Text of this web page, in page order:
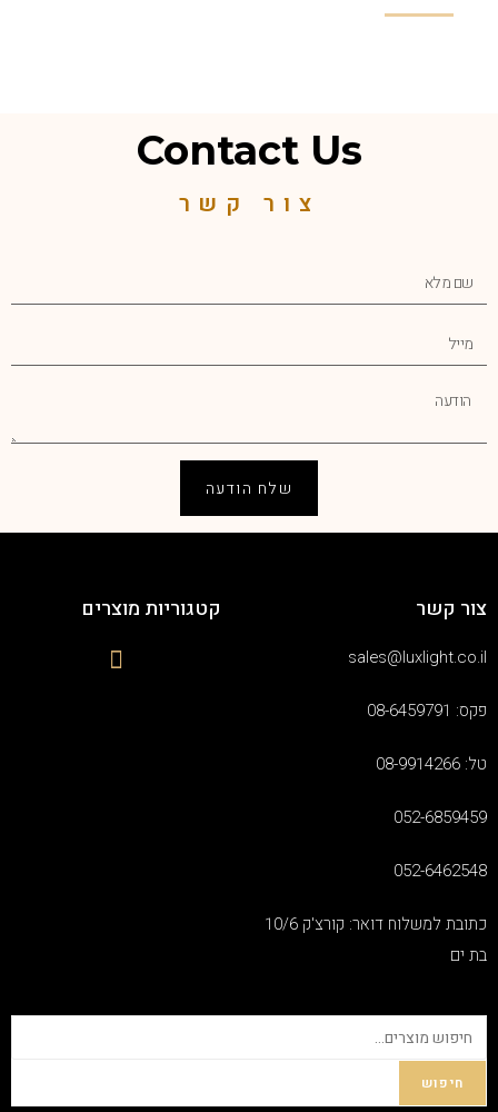
Contact Us
צור קשר
שלח הודעה
צור קשר
sales@luxlight.co.il
פקס: 08-6459791
טל: 08-9914266
052-6859459
052-6462548
כתובת למשלוח דואר: קורצ'ק 10/6
בת ים
קטגוריות מוצרים
חיפוש